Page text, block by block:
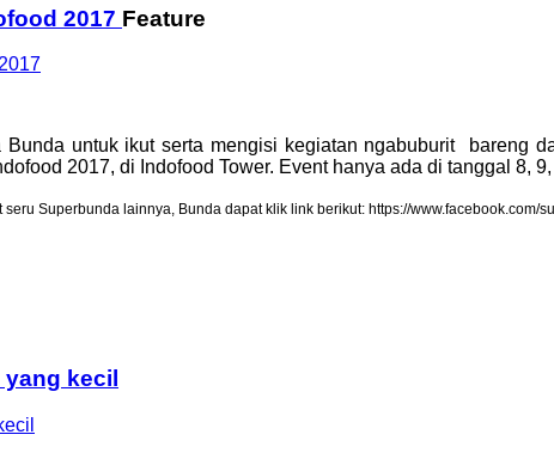
2017 Feature
untuk ikut serta mengisi kegiatan ngabuburit bareng
2017, di Indofood Tower. Event hanya ada di tanggal 8,
Superbunda lainnya, Bunda dapat klik link berikut: https://
kecil